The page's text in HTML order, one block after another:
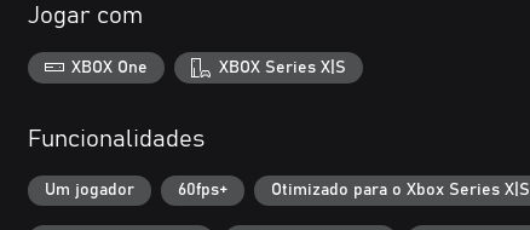
Jogar com
XBOX One XBOX Series X|S
Funcionalidades
Um jogador 60fps+ Otimizado para o Xbox Series X|S